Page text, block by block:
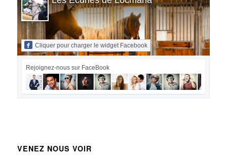
Cliquer pour charger le widget Facebook
Rejoignez-nous sur FaceBook
VENEZ NOUS VOIR